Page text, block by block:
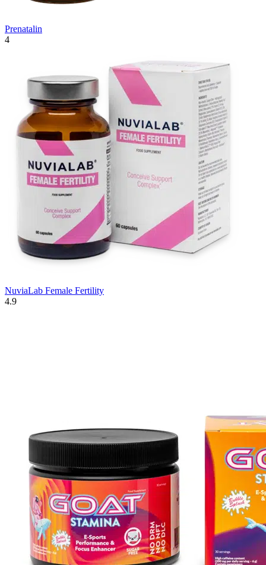
Prenatalin
4
NuviaLab Female Fertility
4.9